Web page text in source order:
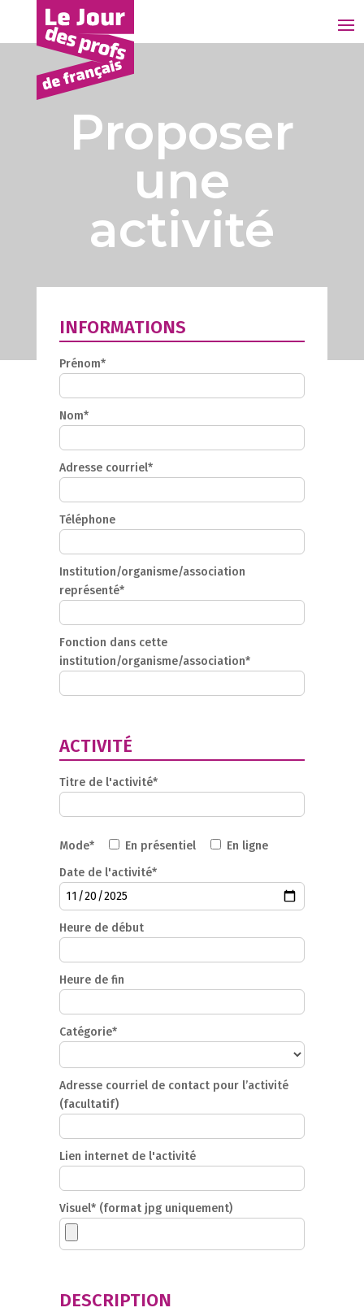
Proposer
une
activité
INFORMATIONS
Prénom*
Nom*
Adresse courriel*
Téléphone
Institution/organisme/association
représenté*
Fonction dans cette
institution/organisme/association*
ACTIVITÉ
Titre de l'activité*
Mode* En présentiel
En ligne
Date de l'activité*
Heure de début
Heure de fin
Catégorie*
Adresse courriel de contact pour l’activité
(facultatif)
Lien internet de l'activité
Visuel* (format jpg uniquement)
DESCRIPTION